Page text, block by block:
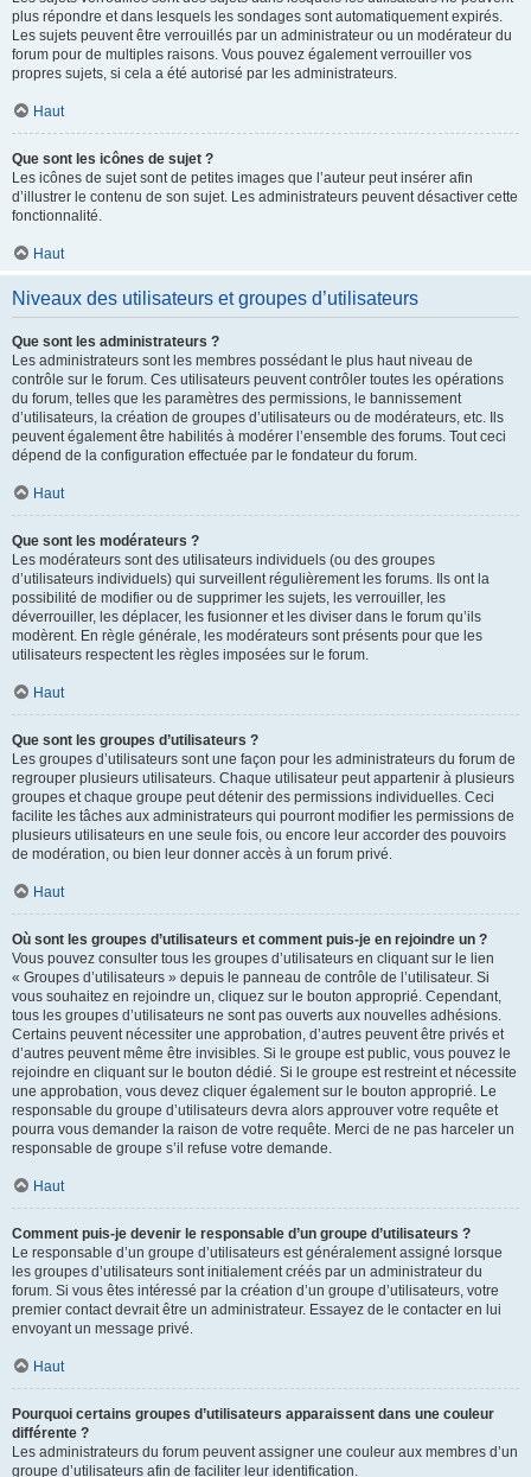
plus répondre et dans lesquels les sondages sont automatiquement expirés.
Les sujets peuvent être verrouillés par un administrateur ou un modérateur du
forum pour de multiples raisons. Vous pouvez également verrouiller vos
propres sujets, si cela a été autorisé par les administrateurs.
Haut
Que sont les icônes de sujet ?
Les icônes de sujet sont de petites images que l’auteur peut insérer afin
d’illustrer le contenu de son sujet. Les administrateurs peuvent désactiver cette
fonctionnalité.
Haut
Niveaux des utilisateurs et groupes d’utilisateurs
Que sont les administrateurs ?
Les administrateurs sont les membres possédant le plus haut niveau de
contrôle sur le forum. Ces utilisateurs peuvent contrôler toutes les opérations
du forum, telles que les paramètres des permissions, le bannissement
d’utilisateurs, la création de groupes d’utilisateurs ou de modérateurs, etc. Ils
peuvent également être habilités à modérer l’ensemble des forums. Tout ceci
dépend de la configuration effectuée par le fondateur du forum.
Haut
Que sont les modérateurs ?
Les modérateurs sont des utilisateurs individuels (ou des groupes
d’utilisateurs individuels) qui surveillent régulièrement les forums. Ils ont la
possibilité de modifier ou de supprimer les sujets, les verrouiller, les
déverrouiller, les déplacer, les fusionner et les diviser dans le forum qu’ils
modèrent. En règle générale, les modérateurs sont présents pour que les
utilisateurs respectent les règles imposées sur le forum.
Haut
Que sont les groupes d’utilisateurs ?
Les groupes d’utilisateurs sont une façon pour les administrateurs du forum de
regrouper plusieurs utilisateurs. Chaque utilisateur peut appartenir à plusieurs
groupes et chaque groupe peut détenir des permissions individuelles. Ceci
facilite les tâches aux administrateurs qui pourront modifier les permissions de
plusieurs utilisateurs en une seule fois, ou encore leur accorder des pouvoirs
de modération, ou bien leur donner accès à un forum privé.
Haut
Où sont les groupes d’utilisateurs et comment puis-je en rejoindre un ?
Vous pouvez consulter tous les groupes d’utilisateurs en cliquant sur le lien
« Groupes d’utilisateurs » depuis le panneau de contrôle de l’utilisateur. Si
vous souhaitez en rejoindre un, cliquez sur le bouton approprié. Cependant,
tous les groupes d’utilisateurs ne sont pas ouverts aux nouvelles adhésions.
Certains peuvent nécessiter une approbation, d’autres peuvent être privés et
d’autres peuvent même être invisibles. Si le groupe est public, vous pouvez le
rejoindre en cliquant sur le bouton dédié. Si le groupe est restreint et nécessite
une approbation, vous devez cliquer également sur le bouton approprié. Le
responsable du groupe d’utilisateurs devra alors approuver votre requête et
pourra vous demander la raison de votre requête. Merci de ne pas harceler un
responsable de groupe s’il refuse votre demande.
Haut
Comment puis-je devenir le responsable d’un groupe d’utilisateurs ?
Le responsable d’un groupe d’utilisateurs est généralement assigné lorsque
les groupes d’utilisateurs sont initialement créés par un administrateur du
forum. Si vous êtes intéressé par la création d’un groupe d’utilisateurs, votre
premier contact devrait être un administrateur. Essayez de le contacter en lui
envoyant un message privé.
Haut
Pourquoi certains groupes d’utilisateurs apparaissent dans une couleur
différente ?
Les administrateurs du forum peuvent assigner une couleur aux membres d’un
groupe d’utilisateurs afin de faciliter leur identification.